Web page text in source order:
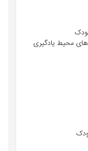
محیط یادگیری